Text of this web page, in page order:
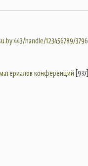
handle/123456789/3796
конференций [937]